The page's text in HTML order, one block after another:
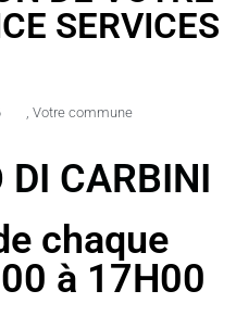
SERVICES
, Votre commune
DI CARBINI
chaque
à 17H00